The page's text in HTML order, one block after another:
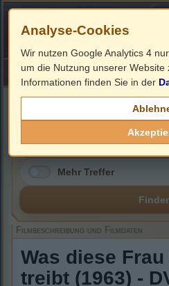
HOME ImpressumLinks
Filmbeschreibung,
Mehr Treffer
Filmbeschreibung und Filmdaten
Was diese
treibt (1963) -
Analyse-Cookies
Wir nutzen Google Analytics 4
um die Nutzung unserer
Informationen finden Sie in der